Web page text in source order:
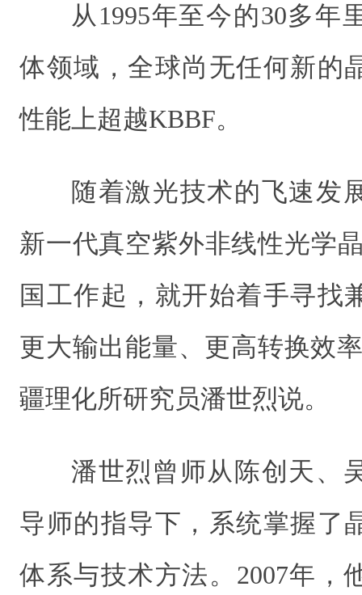
从1995年至今的30多年
体领域，全球尚无任何新的
性能上超越KBBF。
随着激光技术的飞速发
新一代真空紫外非线性光学
国工作起，就开始着手寻找
更大输出能量、更高转换效
疆理化所研究员潘世烈说。
潘世烈曾师从陈创天、
导师的指导下，系统掌握了
体系与技术方法。2007年，